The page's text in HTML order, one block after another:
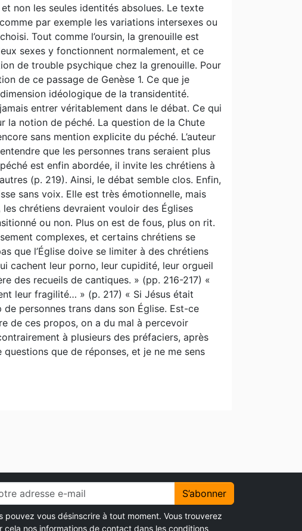
non les seules identités absolues. Le texte
par exemple les variations intersexes ou
Tout comme l’oursin, la grenouille est
sexes y fonctionnent normalement, et ce
de trouble psychique chez la grenouille. Pour
de ce passage de Genèse 1. Ce que je
idéologique de la transidentité.
entrer véritablement dans le débat. Ce qui
la notion de péché. La question de la Chute
sans mention explicite du péché. L’auteur
que les personnes trans seraient plus
est enfin abordée, il invite les chrétiens à
(p. 219). Ainsi, le débat semble clos. Enfin,
sans voix. Elle est très émotionnelle, mais
chrétiens devraient vouloir des Églises
ou non. Plus on est de fous, plus on rit.
complexes, et certains chrétiens se
que l’Église doive se limiter à des chrétiens
cachent leur porno, leur cupidité, leur orgueil
des recueils de cantiques. » (pp. 216-217) «
leur fragilité… » (p. 217) « Si Jésus était
de personnes trans dans son Église. Est-ce
de ces propos, on a du mal à percevoir
à plusieurs des préfaciers, après
que de réponses, et je ne me sens
S’abonner
pouvez vous désinscrire à tout moment. Vous trouverez
cela nos informations de contact dans les conditions